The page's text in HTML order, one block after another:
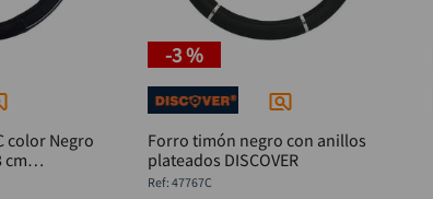
color Negro
cm
-3 %
Forro timón negro con anillos
plateados DISCOVER
: 47767C